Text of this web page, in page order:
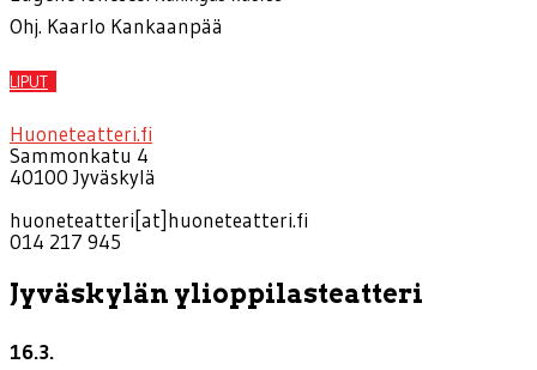
Ohj. Kaarlo Kankaanpää
LIPUT
Huoneteatteri.fi
Sammonkatu 4
40100 Jyväskylä
huoneteatteri[at]huoneteatteri.fi
014 217 945
Jyväskylän ylioppilasteatteri
16.3.